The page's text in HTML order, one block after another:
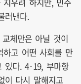
러낸다.
체만은 아닐 것이
하고 어떤 사회를 만
있다. 4·19, 부마항
이 다시 말해지고